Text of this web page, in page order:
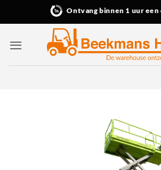
Ontvang binnen 1 uur